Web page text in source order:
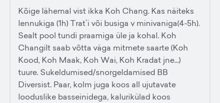
Kõige lähemal vist ikka Koh Chang. Kas näiteks
lennukiga (1h) Trat`i või busiga v minivaniga(4-5h).
Sealt pool tundi praamiga üle ja kohal. Koh
Changilt saab võtta väga mitmete saarte (Koh
Kood, Koh Maak, Koh Wai, Koh Kradat jne...)
tuure. Sukeldumised/snorgeldamised BB
Diversist. Paar, kolm juga koos all ujutavate
looduslike basseinidega, kalurikülad koos